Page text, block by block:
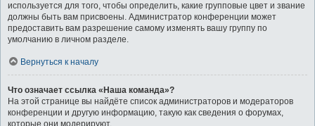
используется для того, чтобы определить, какие групповые цвет и звание
должны быть вам присвоены. Администратор конференции может
предоставить вам разрешение самому изменять вашу группу по
умолчанию в личном разделе.
Вернуться к началу
Что означает ссылка «Наша команда»?
На этой странице вы найдёте список администраторов и модераторов
конференции и другую информацию, такую как сведения о форумах,
которые они модерируют.